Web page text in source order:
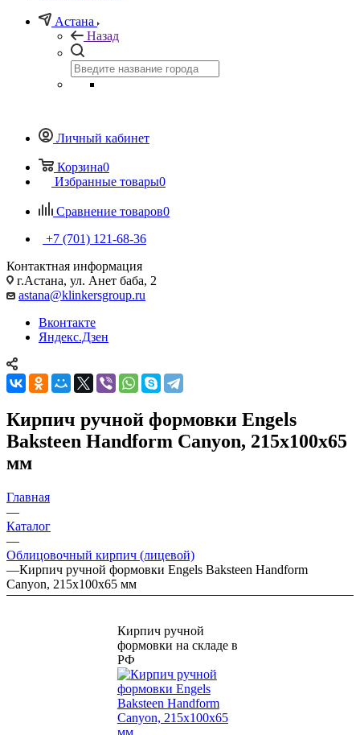
Астана
Назад
Личный кабинет
Корзина0
Избранные товары0
Сравнение товаров0
+7 (701) 121-68-36
Контактная информация
г.Астана, ул. Анет баба, 2
astana@klinkersgroup.ru
Вконтакте
Яндекс.Дзен
Кирпич ручной формовки Engels
Baksteen Handform Canyon, 215х100х65
мм
Главная
—
Каталог
—
Облицовочный кирпич (лицевой)
—Кирпич ручной формовки Engels Baksteen Handform
Canyon, 215х100х65 мм
Кирпич ручной
формовки на складе в
РФ